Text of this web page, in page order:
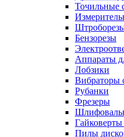
Точильные
Бензорезы
Аппараты
Лобзики
Вибраторы
Рубанки
Фрезеры
Пилы